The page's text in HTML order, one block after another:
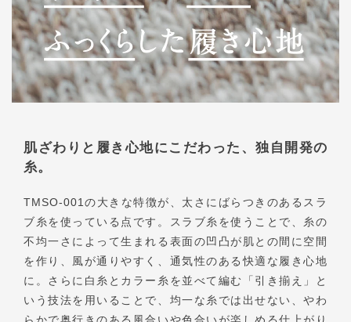
肌ざわりと履き心地にこだわった、独自開発の
糸。
TMSO-001の大きな特徴が、太さにばらつきのあるスラ
ブ糸を使っている点です。スラブ糸を使うことで、糸の
不均一さによって生まれる表面の凹凸が肌との間に空間
を作り、風が通りやすく、通気性のある快適な履き心地
に。さらに白糸とカラー糸を並べて編む「引き揃え」と
いう技法を用いることで、均一な糸では出せない、やわ